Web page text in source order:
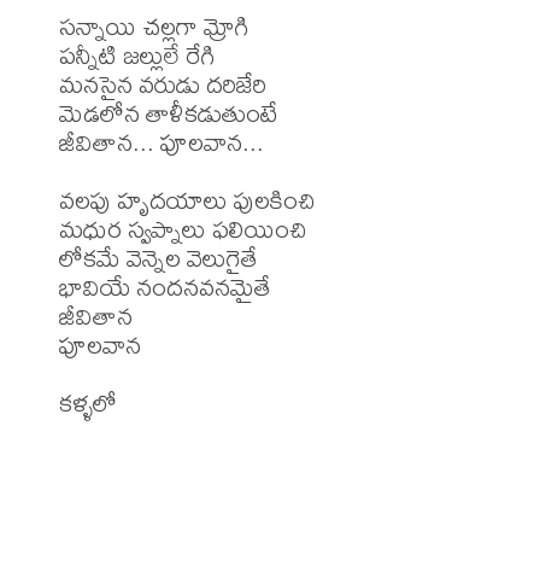
సన్నాయి చల్లగా మ్రోగి
పన్నీటి జల్లులే రేగి
మనసైన వరుడు దరిజేరి
మెడలోన తాళీకడుతుంటే
జీవితాన... పూలవాన...
వలపు హృదయాలు పులకించి
మధుర స్వప్నాలు ఫలియించి
లోకమే వెన్నెల వెలుగైతే
భావియే నందనవనమైతే
జీవితాన
పూలవాన